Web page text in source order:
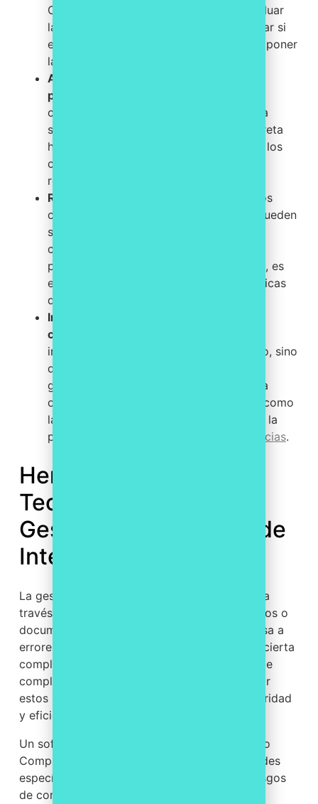
Compliance Officer— encargado de evaluar
las declaraciones de intereses, determinar si
existe un conflicto real o potencial y proponer
las medidas adecuadas.
Aplicar medidas de mitigación
proporcionadas.
conflicto, las medidas pueden ir desde la
simple abstención en una decisión concreta
hasta la reasignación de funciones o, en los
casos más graves, la finalización de la
relación contractual o laboral.
Revisar y actualizar periódicamente.
Los
conflictos de intereses son dinámicos: pueden
surgir nuevas situaciones a medida que
cambian las circunstancias personales o
profesionales de los implicados. Por ello, es
esencial revisar las declaraciones y políticas
de forma periódica.
Integrar la gestión en el sistema de
compliance.
intereses no debe ser un proceso aislado, sino
que debe estar integrada en el sistema
general de cumplimiento normativo de la
organización, junto con otros controles como
la prevención del blanqueo de capitales, la
protección de datos y el
canal de denuncias.
Herramientas
Tecnológicas para la
Gestión de Conflictos de
Intereses
La gestión manual de conflictos de intereses a
través de hojas de cálculo, correos electrónicos o
documentos en papel es ineficiente y propensa a
errores, especialmente en organizaciones de cierta
complejidad. Las herramientas tecnológicas de
compliance permiten automatizar y centralizar
estos procesos, aportando trazabilidad, seguridad
y eficiencia.
Un software de cumplimiento normativo como
CompaaS de Laworatory ofrece funcionalidades
específicas para la gestión integral de los riesgos
de compliance, incluyendo: